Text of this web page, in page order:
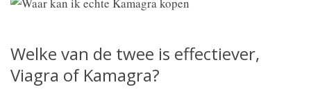
Welke van de twee is effectiever,
Viagra of Kamagra?